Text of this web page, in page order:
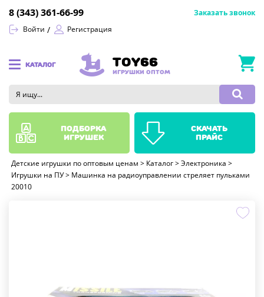
Войти Регистрация
8 (343) 361-66-99 Заказать звонок
КАТАЛОГ TOY66
ИГРУШКИ ОПТОМ
Детские игрушки по оптовым ценам > Каталог > Электроника >
Игрушки на ПУ> Машинка на радиоуправлении стреляет пульками
20010
подборка
игрушек
скачать
прайс